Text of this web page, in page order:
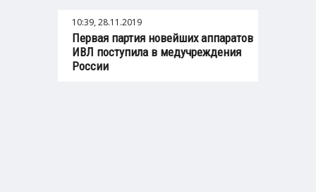
10:39, 28.11.2019
Первая партия новейших аппаратов
ИВЛ поступила в медучреждения
России